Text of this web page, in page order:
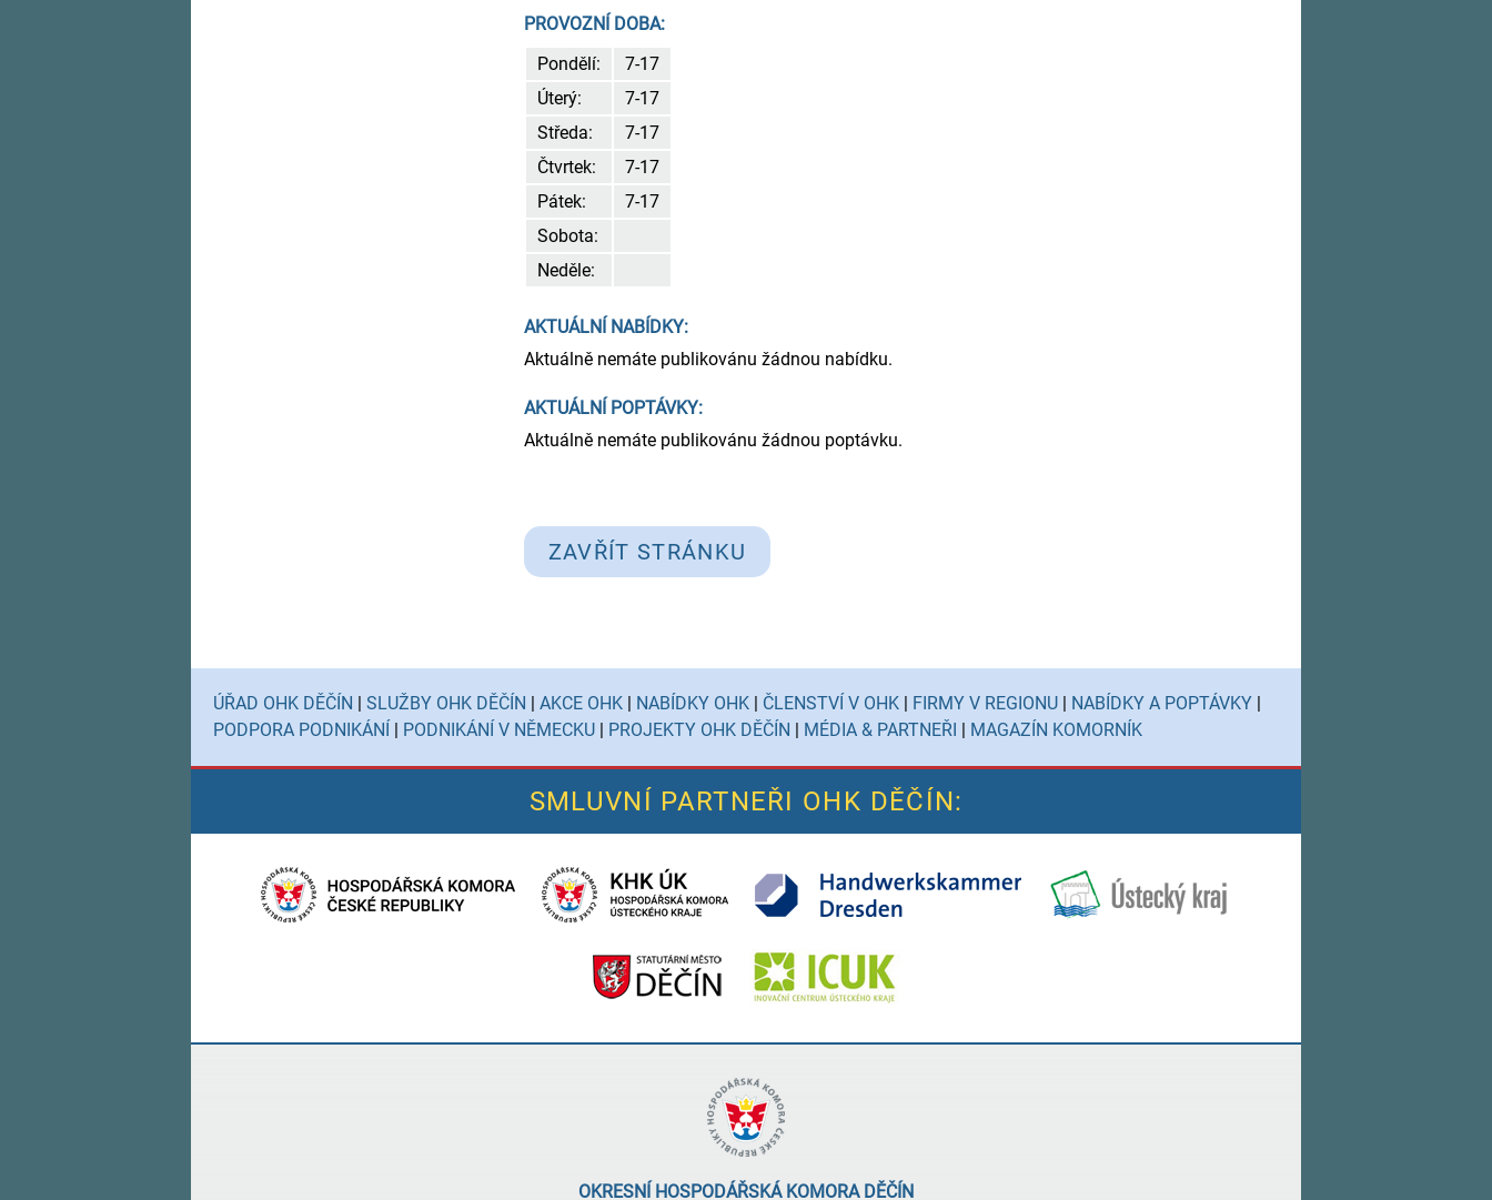
PROVOZNÍ DOBA:
Pondělí:
7-17
Úterý:
7-17
Středa:
7-17
Čtvrtek:
7-17
Pátek:
7-17
Sobota:
Neděle:
AKTUÁLNÍ NABÍDKY:
Aktuálně nemáte publikovánu žádnou nabídku.
AKTUÁLNÍ POPTÁVKY:
Aktuálně nemáte publikovánu žádnou poptávku.
ZAVŘÍT STRÁNKU
ÚŘAD OHK DĚČÍN | SLUŽBY OHK DĚČÍN | AKCE OHK | NABÍDKY OHK | ČLENSTVÍ V OHK | FIRMY V REGIONU | NABÍDKY A POPTÁVKY |
PODPORA PODNIKÁNÍ | PODNIKÁNÍ V NĚMECKU | PROJEKTY OHK DĚČÍN | MÉDIA & PARTNEŘI | MAGAZÍN KOMORNÍK
SMLUVNÍ PARTNEŘI OHK DĚČÍN:
OKRESNÍ HOSPODÁŘSKÁ KOMORA DĚČÍN